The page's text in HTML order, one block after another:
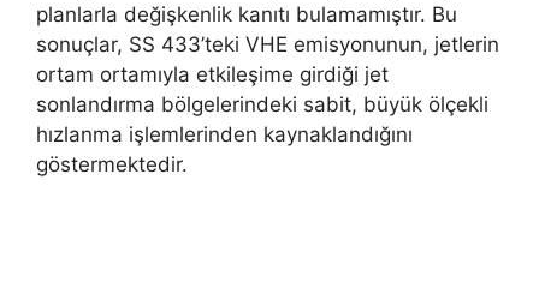
planlarla değişkenlik kanıtı bulamamıştır. Bu
sonuçlar, SS 433’teki VHE emisyonunun, jetlerin
ortam ortamıyla etkileşime girdiği jet
sonlandırma bölgelerindeki sabit, büyük ölçekli
hızlanma işlemlerinden kaynaklandığını
göstermektedir.